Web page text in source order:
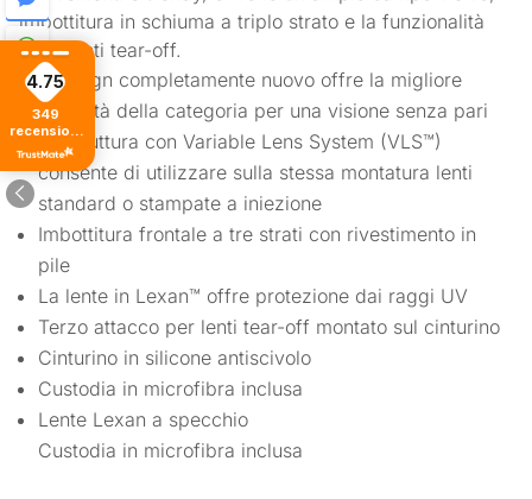
imbottitura in schiuma a triplo strato e la funzionalità
delle lenti tear-off.
Il design completamente nuovo offre la migliore
visibilità della categoria per una visione senza pari
La struttura con Variable Lens System (VLS™)
consente di utilizzare sulla stessa montatura lenti
standard o stampate a iniezione
Imbottitura frontale a tre strati con rivestimento in
pile
La lente in Lexan™ offre protezione dai raggi UV
Terzo attacco per lenti tear-off montato sul cinturino
Cinturino in silicone antiscivolo
Custodia in microfibra inclusa
Lente Lexan a specchio
Custodia in microfibra inclusa
4.75
349
recensioni
di tutti i
tempi